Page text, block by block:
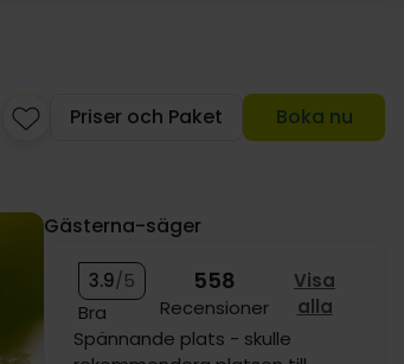
Priser och Paket
Boka nu
Gästerna-säger
3.9/5
Bra
558
Recensioner
Visa
alla
Trevlig vistelse, härliga